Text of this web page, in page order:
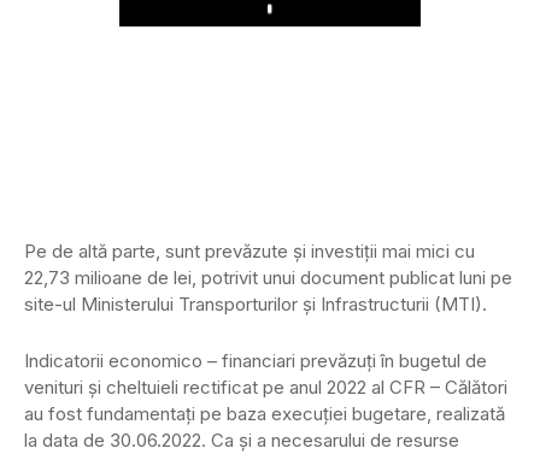
Play
Pe de altă parte, sunt prevăzute și investiții mai mici cu
22,73 milioane de lei, potrivit unui document publicat luni pe
site-ul Ministerului Transporturilor și Infrastructurii (MTI).
Indicatorii economico – financiari prevăzuți în bugetul de
venituri şi cheltuieli rectificat pe anul 2022 al CFR – Călători
au fost fundamentați pe baza execuției bugetare, realizată
la data de 30.06.2022. Ca și a necesarului de resurse